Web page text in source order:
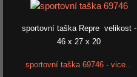
sportovní taška Repre velikost -
46 x 27 x 20
sportovní taška 69746 - vice...